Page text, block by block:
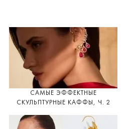
САМЫЕ ЭФФЕКТНЫЕ
СКУЛЬПТУРНЫЕ КАФФЫ, Ч. 2